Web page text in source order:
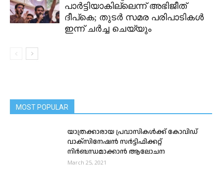
പാർട്ടിയാകില്ലെന്ന് അഭിജീത്
ദീപ്കെ; തുടർ സമര പരിപാടികൾ
ഇന്ന് ചർച്ച ചെയ്യും
MOST POPULAR
യാത്രക്കാരായ പ്രവാസികൾക്ക് കോവിഡ്
വാക്സിനേഷൻ സർട്ടിഫിക്കറ്റ്
നിർബന്ധമാക്കാൻ ആലോചന
March 25, 2021